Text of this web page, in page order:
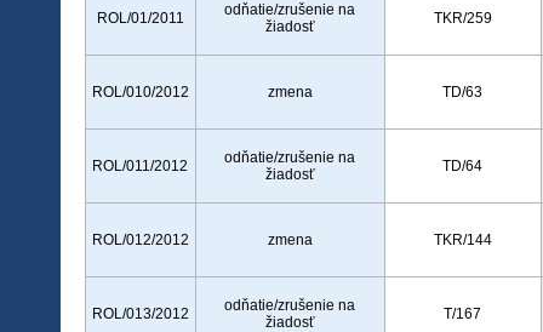
ROL/01/2011
odňatie/zrušenie na
žiadosť
TKR/259
ROL/010/2012 zmena TD/63
ROL/011/2012
odňatie/zrušenie na
žiadosť
TD/64
ROL/012/2012 zmena TKR/144
ROL/013/2012
odňatie/zrušenie na
žiadosť
T/167